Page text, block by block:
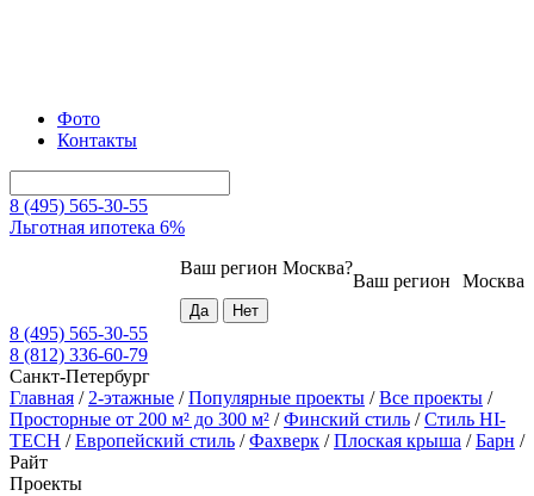
Фото
Контакты
8 (495) 565-30-55
Льготная ипотека 6%
Москва
Ваш регион
Ваш регион Москва?
8 (495) 565-30-55
8 (812) 336-60-79
Санкт-Петербург
Главная / 2-этажные /Популярные проекты /Все проекты /
Просторные от 200 м² до 300 м² /Финский стиль /Стиль HI-
TECH /Европейский стиль /Фахверк /Плоская крыша /Барн /
Райт
Проекты